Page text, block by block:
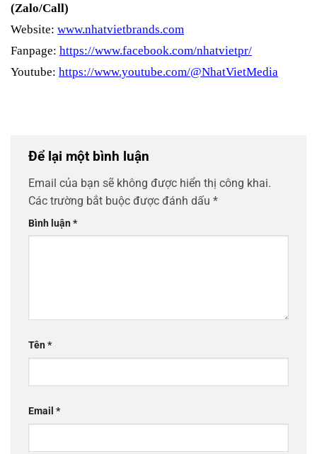
(Zalo/Call)
Website: www.nhatvietbrands.com
Fanpage: https://www.facebook.com/nhatvietpr/
Youtube: https://www.youtube.com/@NhatVietMedia
Để lại một bình luận
Email của bạn sẽ không được hiển thị công khai.
Các trường bắt buộc được đánh dấu *
Bình luận*
Tên*
Email *